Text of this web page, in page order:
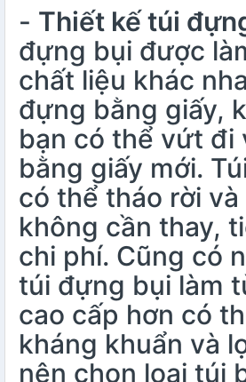
- Thiết kế túi
đựng bụi được
chất liệu khác
đựng bằng giấy,
bạn có thể vứt đi
bằng giấy mới.
có thể tháo rời
không cần thay,
chi phí. Cũng có
túi đựng bụi làm
cao cấp hơn có
kháng khuẩn và
nên chọn loại túi